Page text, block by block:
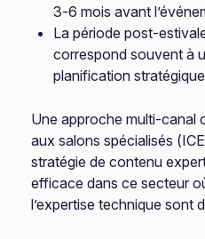
3-6 mois avant
La période post-
correspond souvent à
planification stratégique
Une approche multi-canal
aux salons spécialisés
stratégie de contenu
efficace dans ce secteur
l’expertise technique sont